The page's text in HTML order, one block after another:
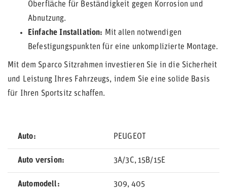
Oberfläche für Beständigkeit gegen Korrosion und
Abnutzung.
Einfache Installation: Mit allen notwendigen
Befestigungspunkten für eine unkomplizierte Montage.
Mit dem Sparco Sitzrahmen investieren Sie in die Sicherheit
und Leistung Ihres Fahrzeugs, indem Sie eine solide Basis
für Ihren Sportsitz schaffen.
Auto PEUGEOT
Auto version 3A/3C 15B/15E
Automodell 309 405